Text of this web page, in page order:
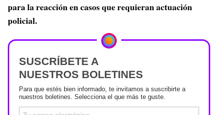
para la reacción en casos que requieran actuación
policial.
SUSCRÍBETE A
NUESTROS BOLETINES
Para que estés bien informado, te invitamos a suscribirte a
nuestros boletines. Selecciona el que más te guste.